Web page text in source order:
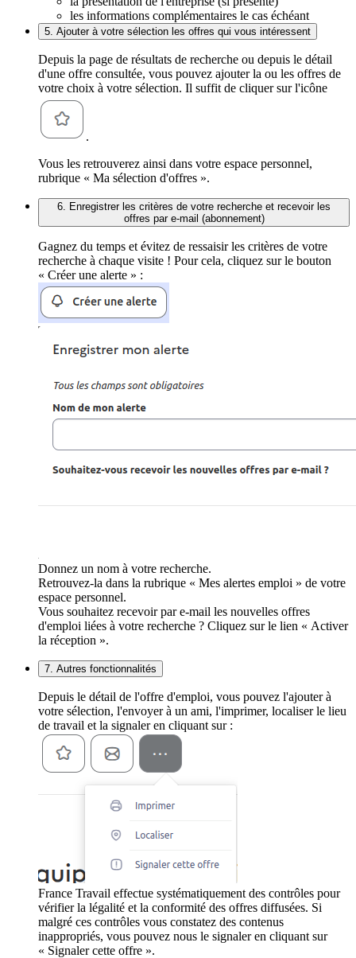
les informations complémentaires le cas échéant
5. Ajouter à votre sélection les offres qui vous intéressent
Depuis la page de résultats de recherche ou depuis le détail
d'une offre consultée, vous pouvez ajouter la ou les offres de
votre choix à votre sélection. Il suffit de cliquer sur l'icône
.
Vous les retrouverez ainsi dans votre espace personnel,
rubrique « Ma sélection d'offres ».
6. Enregistrer les critères de votre recherche et recevoir les
offres par e-mail (abonnement)
Gagnez du temps et évitez de ressaisir les critères de votre
recherche à chaque visite ! Pour cela, cliquez sur le bouton
« Créer une alerte » :
Donnez un nom à votre recherche.
Retrouvez-la dans la rubrique « Mes alertes emploi » de votre
espace personnel.
Vous souhaitez recevoir par e-mail les nouvelles offres
d'emploi liées à votre recherche ? Cliquez sur le lien « Activer
la réception ».
7. Autres fonctionnalités
Depuis le détail de l'offre d'emploi, vous pouvez l'ajouter à
votre sélection, l'envoyer à un ami, l'imprimer, localiser le lieu
de travail et la signaler en cliquant sur :
France Travail effectue systématiquement des contrôles pour
vérifier la légalité et la conformité des offres diffusées. Si
malgré ces contrôles vous constatez des contenus
inappropriés, vous pouvez nous le signaler en cliquant sur
« Signaler cette offre ».